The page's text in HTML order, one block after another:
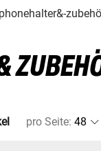
pro Seite: